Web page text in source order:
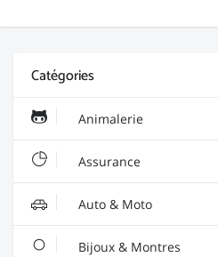
Catégories
Animalerie
Assurance
Auto & Moto
Bijoux & Montres